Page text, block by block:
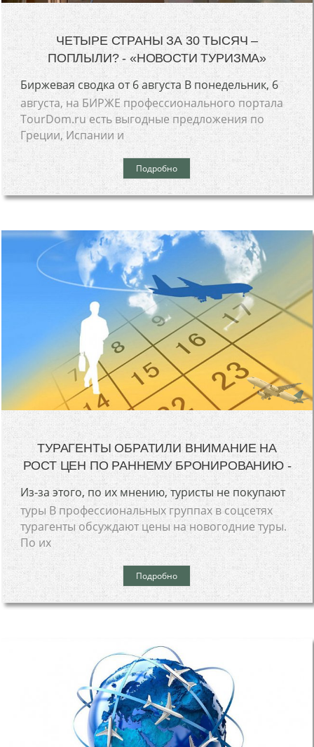
ЧЕТЫРЕ СТРАНЫ ЗА 30 ТЫСЯЧ –
ПОПЛЫЛИ? - «НОВОСТИ ТУРИЗМА»
Биржевая сводка от 6 августа В понедельник, 6
августа, на БИРЖЕ профессионального портала
TourDom.ru есть выгодные предложения по
Греции, Испании и
Подробно
ТУРАГЕНТЫ ОБРАТИЛИ ВНИМАНИЕ НА
РОСТ ЦЕН ПО РАННЕМУ БРОНИРОВАНИЮ -
Из-за этого, по их мнению, туристы не покупают
туры В профессиональных группах в соцсетях
турагенты обсуждают цены на новогодние туры.
По их
Подробно